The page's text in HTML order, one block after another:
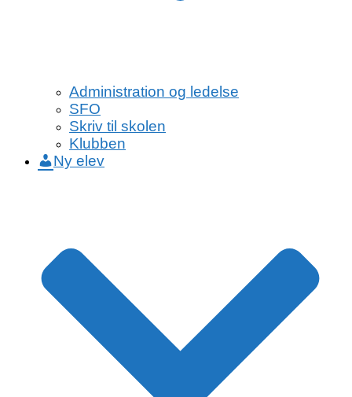
Administration og ledelse
SFO
Skriv til skolen
Klubben
Ny elev